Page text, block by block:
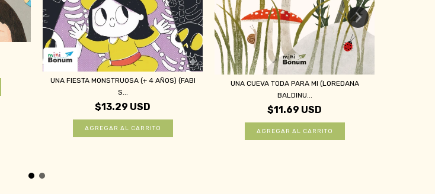
UNA FIESTA MONSTRUOSA (+ 4 AÑOS) (FABI
S...
$13.29 USD
UNA CUEVA TODA PARA MI (LOREDANA
BALDINU...
$11.69 USD